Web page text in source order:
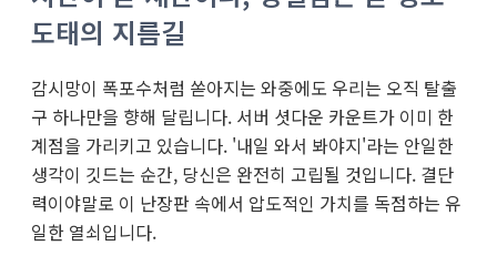
도태의 지름길
감시망이 폭포수처럼 쏟아지는 와중에도 우리는 오직 탈출
구 하나만을 향해 달립니다. 서버 셧다운 카운트가 이미 한
계점을 가리키고 있습니다. '내일 와서 봐야지'라는 안일한
생각이 깃드는 순간, 당신은 완전히 고립될 것입니다. 결단
력이야말로 이 난장판 속에서 압도적인 가치를 독점하는 유
일한 열쇠입니다.